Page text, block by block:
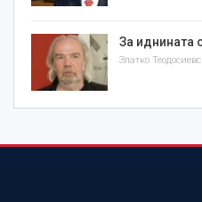
За иднината